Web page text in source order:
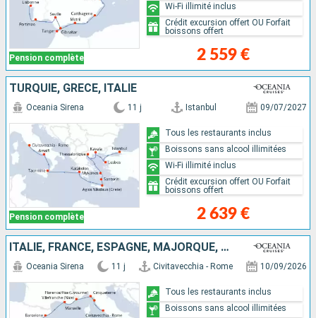
Pension complète 2 559 €
Wi-Fi illimité inclus
Crédit excursion offert OU Forfait
boissons offert
TURQUIE, GRÈCE, ITALIE
Pension complète
Oceania Sirena 11 j Istanbul 09/07/2027
2 639 €
Tous les restaurants inclus
Boissons sans alcool illimitées
Wi-Fi illimité inclus
Crédit excursion offert OU Forfait
boissons offert
ITALIE, FRANCE, ESPAGNE, MAJORQUE, MALTE
Oceania Sirena 11 j Civitavecchia - Rome 10/09/2026
Tous les restaurants inclus
Boissons sans alcool illimitées